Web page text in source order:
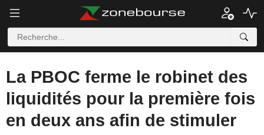
La PBOC ferme le robinet des
liquidités pour la première fois
en deux ans afin de stimuler